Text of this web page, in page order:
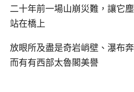
二十年前一場山崩災難，讓它
站在橋上
放眼所及盡是奇岩峭壁、瀑布
而有有西部太魯閣美譽